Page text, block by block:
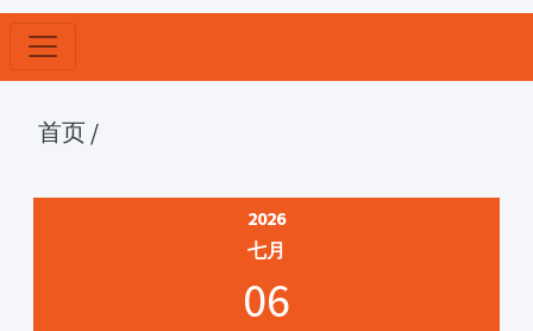
首页 /
2026
七月
06